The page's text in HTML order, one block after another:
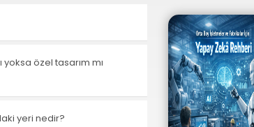
yoksa özel tasarım mı
yeri nedir?